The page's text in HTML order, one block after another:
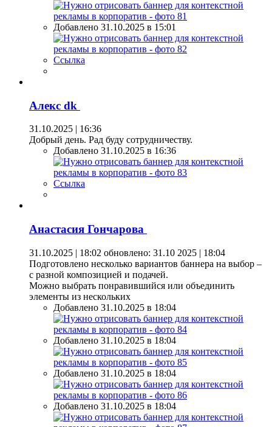
Добавлено 31.10.2025 в 15:01
Ссылка
Алекс dk
31.10.2025 | 16:36
Добрый день. Рад буду сотрудничеству.
Добавлено 31.10.2025 в 16:36
Ссылка
Анастасия Гончарова
31.10.2025 | 18:02 обновлено: 31.10 2025 | 18:04
Подготовлено несколько вариантов баннера на выбор –
с разной композицией и подачей.
Можно выбрать понравившийся или объединить
элементы из нескольких
Добавлено 31.10.2025 в 18:04
Добавлено 31.10.2025 в 18:04
Добавлено 31.10.2025 в 18:04
Добавлено 31.10.2025 в 18:04